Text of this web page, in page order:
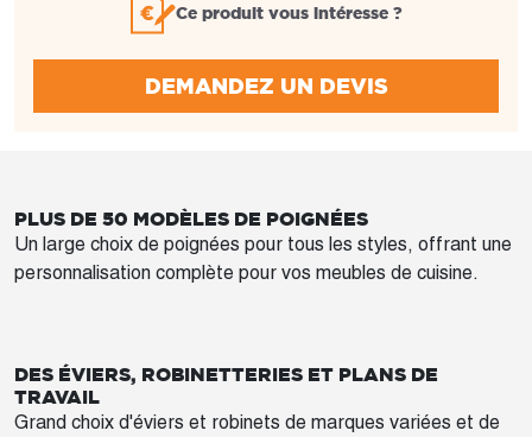
Ce produit vous intéresse ?
DEMANDEZ UN DEVIS
PLUS DE 50 MODÈLES DE POIGNÉES
Un large choix de poignées pour tous les styles, offrant une
personnalisation complète pour vos meubles de cuisine.
DES ÉVIERS, ROBINETTERIES ET PLANS DE
TRAVAIL
Grand choix d'éviers et robinets de marques variées et de